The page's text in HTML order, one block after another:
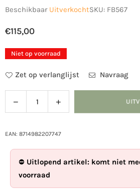
Beschikbaar UitverkochtSKU: FB567
Normale
prijs
€115,00
Niet op voorraad
Zet op verlanglijst Navraag
Hoeveelheid
Verlaag
de
voor
vierkant
met
silo
Verhoog
de
voor
vierkant
silo
EAN: 8714982207747
⛔ Uitlopend artikel: komt niet
voorraad